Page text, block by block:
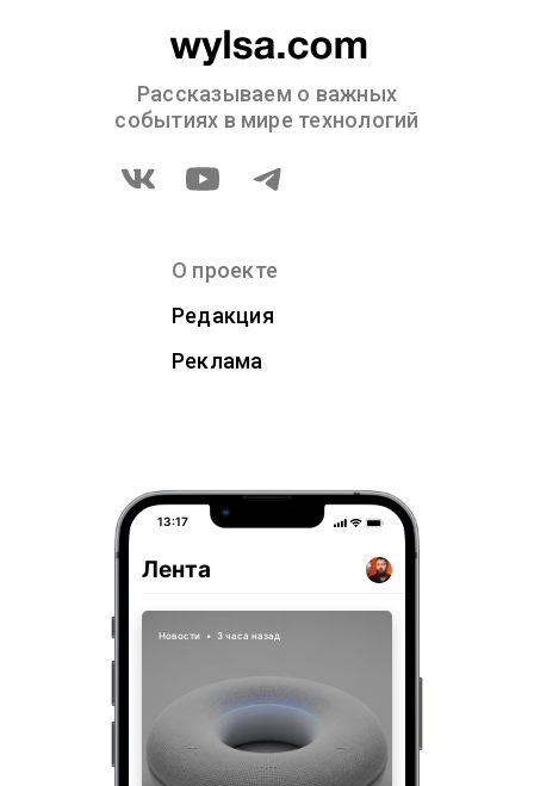
Рассказываем о важных
событиях в мире технологий
О проекте
Редакция
Реклама
13:17
Лента
Новости • 3 часа назад